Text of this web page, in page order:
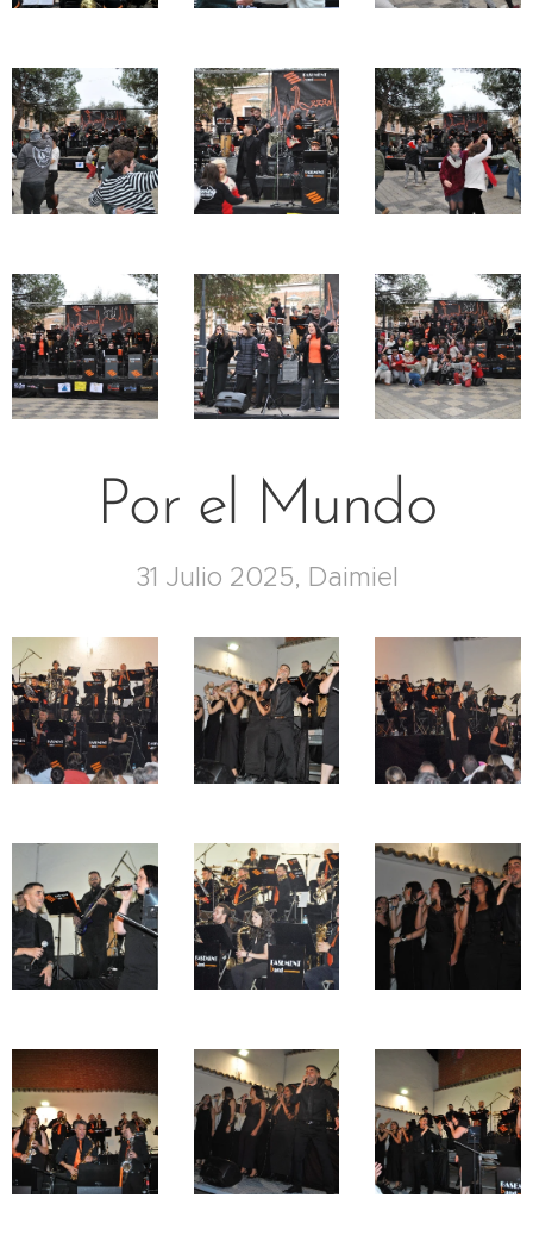
Por el Mundo
31 Julio 2025, Daimiel